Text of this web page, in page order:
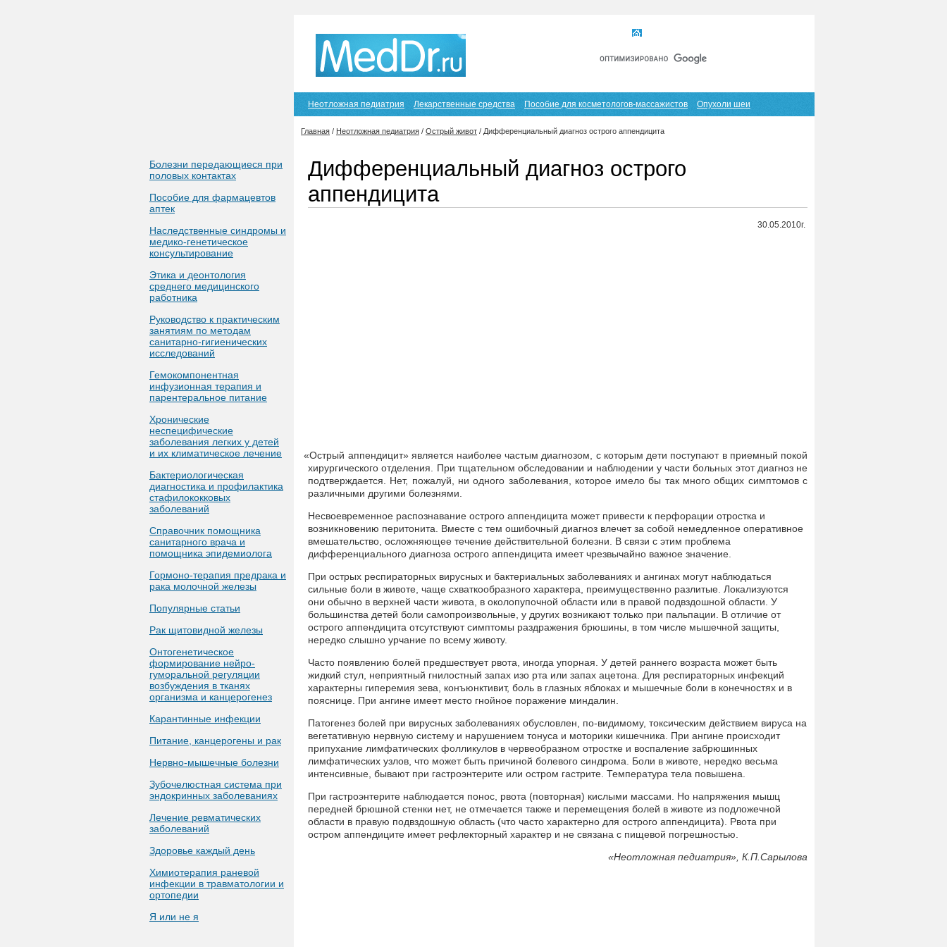
Болезни передающиеся при
половых контактах
Пособие для фармацевтов
аптек
Наследственные синдромы и
медико-генетическое
консультирование
Этика и деонтология
среднего медицинского
работника
Руководство к практическим
занятиям по методам
санитарно-гигиенических
исследований
Гемокомпонентная
инфузионная терапия и
парентеральное питание
Хронические
неспецифические
заболевания легких у детей
и их климатическое лечение
Бактериологическая
диагностика и профилактика
стафилококковых
заболеваний
Справочник помощника
санитарного врача и
помощника эпидемиолога
Гормоно-терапия предрака и
рака молочной железы
Популярные статьи
Рак щитовидной железы
Онтогенетическое
формирование нейро-
гуморальной регуляции
возбуждения в тканях
организма и канцерогенез
Карантинные инфекции
Питание, канцерогены и рак
Нервно-мышечные болезни
Зубочелюстная система при
эндокринных заболеваниях
Лечение ревматических
заболеваний
Здоровье каждый день
Химиотерапия раневой
инфекции в травматологии и
ортопедии
Я или не я
Неотложная педиатрия Лекарственные средства Пособие для косметологов-массажистов Опухоли шеи
Главная / Неотложная педиатрия / Острый живот / Дифференциальный диагноз острого аппендицита
Дифференциальный диагноз острого
аппендицита
30.05.2010г.
«Острый аппендицит» является наиболее частым диагнозом, с которым дети поступают в приемный покой
хирургического отделения. При тщательном обследовании и наблюдении у части больных этот диагноз не
подтверждается. Нет, пожалуй, ни одного заболевания, которое имело бы так много общих симптомов с
различными другими болезнями.
Несвоевременное распознавание острого аппендицита может привести к перфорации отростка и
возникновению перитонита. Вместе с тем ошибочный диагноз влечет за собой немедленное оперативное
вмешательство, осложняющее течение действительной болезни. В связи с этим проблема
дифференциального диагноза острого аппендицита имеет чрезвычайно важное значение.
При острых респираторных вирусных и бактериальных заболеваниях и ангинах могут наблюдаться
сильные боли в животе, чаще схваткообразного характера, преимущественно разлитые. Локализуются
они обычно в верхней части живота, в околопупочной области или в правой подвздошной области. У
большинства детей боли самопроизвольные, у других возникают только при пальпации. В отличие от
острого аппендицита отсутствуют симптомы раздражения брюшины, в том числе мышечной защиты,
нередко слышно урчание по всему животу.
Часто появлению болей предшествует рвота, иногда упорная. У детей раннего возраста может быть
жидкий стул, неприятный гнилостный запах изо рта или запах ацетона. Для респираторных инфекций
характерны гиперемия зева, конъюнктивит, боль в глазных яблоках и мышечные боли в конечностях и в
пояснице. При ангине имеет место гнойное поражение миндалин.
Патогенез болей при вирусных заболеваниях обусловлен, по-видимому, токсическим действием вируса на
вегетативную нервную систему и нарушением тонуса и моторики кишечника. При ангине происходит
припухание лимфатических фолликулов в червеобразном отростке и воспаление забрюшинных
лимфатических узлов, что может быть причиной болевого синдрома. Боли в животе, нередко весьма
интенсивные, бывают при гастроэнтерите или остром гастрите. Температура тела повышена.
При гастроэнтерите наблюдается понос, рвота (повторная) кислыми массами. Но напряжения мышц
передней брюшной стенки нет, не отмечается также и перемещения болей в животе из подложечной
области в правую подвздошную область (что часто характерно для острого аппендицита). Рвота при
остром аппендиците имеет рефлекторный характер и не связана с пищевой погрешностью.
«Неотложная педиатрия», К.П.Сарылова